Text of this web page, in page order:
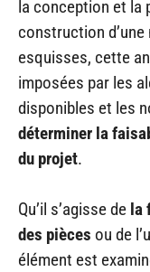
la conception et la
construction
esquisses, cette
imposées par les
disponibles et les
déterminer la
du projet.
Qu’il s’agisse de la
des pièces ou de
élément est